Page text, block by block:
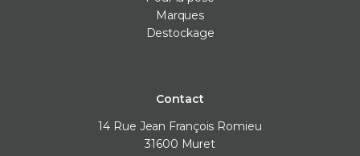
Marques
Destockage
Contact
14 Rue Jean François Romieu
31600 Muret